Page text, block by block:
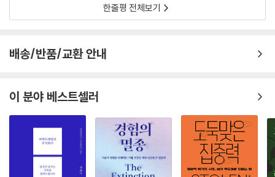
한줄평 전체보기
배송/반품/교환 안내
이 분야 베스트셀러